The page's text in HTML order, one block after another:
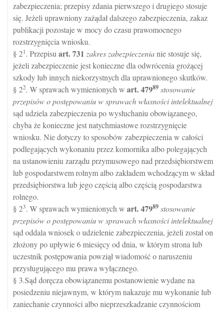
zabezpieczenia; przepisy zdania pierwszego i drugiego stosuje
się. Jeżeli uprawniony zażądał dalszego zabezpieczenia, zakaz
publikacji pozostaje w mocy do czasu prawomocnego
rozstrzygnięcia wniosku.
§ 21. Przepisu art.731 zakres zabezpieczenianie stosuje się,
jeżeli zabezpieczenie jest konieczne dla odwrócenia grożącej
szkody lub innych niekorzystnych dla uprawnionego skutków.
§ 22. W sprawach wymienionych w art.47989 stosowanie
przepisów o postępowaniu w sprawach własności intelektualnej
sąd udziela zabezpieczenia po wysłuchaniu obowiązanego,
chyba że konieczne jest natychmiastowe rozstrzygnięcie
wniosku. Nie dotyczy to sposobów zabezpieczenia w całości
podlegających wykonaniu przez komornika albo polegających
na ustanowieniu zarządu przymusowego nad przedsiębiorstwem
lub gospodarstwem rolnym albo zakładem wchodzącym w skład
przedsiębiorstwa lub jego częścią albo częścią gospodarstwa
rolnego.
§ 23. W sprawach wymienionych w art.47989 stosowanie
przepisów o postępowaniu w sprawach własności intelektualnej
sąd oddala wniosek o udzielenie zabezpieczenia, jeżeli został on
złożony po upływie 6 miesięcy od dnia, w którym strona lub
uczestnik postępowania powziął wiadomość o naruszeniu
przysługującego mu prawa wyłącznego.
§ 3.Sąd doręcza obowiązanemu postanowienie wydane na
posiedzeniu niejawnym, w którym nakazuje mu wykonanie lub
zaniechanie czynności albo nieprzeszkadzanie czynnościom